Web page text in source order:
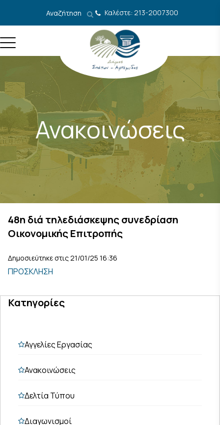
Αναζήτηση Καλέστε: 213-2007300
Ανακοινώσεις
48η διά τηλεδιάσκεψης συνεδρίαση
Οικονομικής Επιτροπής
Δημοσιεύτηκε στις 21/01/25 16:36
ΠΡΟΣΚΛΗΣΗ
Κατηγορίες
Αγγελίες Εργασίας
Ανακοινώσεις
Δελτία Τύπου
Διαγωνισμοί